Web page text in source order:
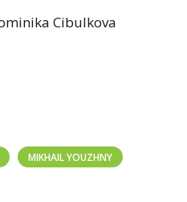
Cibulkova
MIKHAIL YOUZHNY